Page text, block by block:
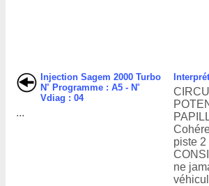
Injection Sagem 2000 Turbo
N˚ Programme : A5 - N˚
Vdiag : 04
...
piste
ne